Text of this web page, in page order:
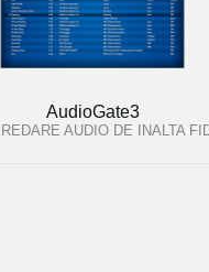
AudioGate3
AUDIO DE INALTA